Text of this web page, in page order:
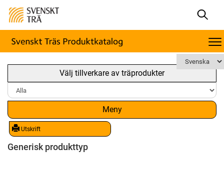
Välj tillverkare av träprodukter
Meny
Utskrift
Generisk produkttyp